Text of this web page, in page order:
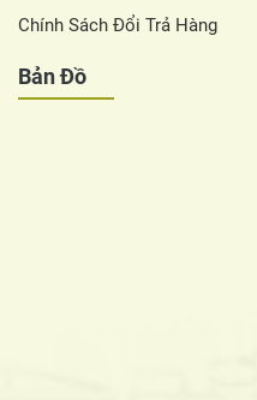
Chính Sách Đổi Trả Hàng
Bản Đồ